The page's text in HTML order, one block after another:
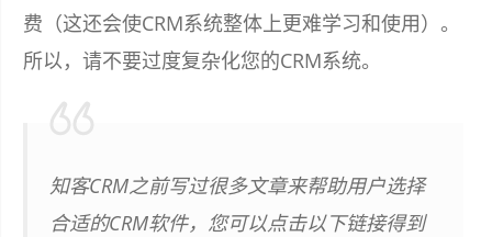
费（这还会使CRM系统整体上更难学习和使用）。
所以，请不要过度复杂化您的CRM系统。
知客CRM之前写过很多文章来帮助用户选择
合适的CRM软件，您可以点击以下链接得到